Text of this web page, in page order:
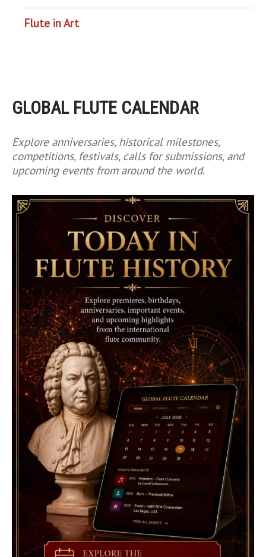
Flute in Art
GLOBAL FLUTE CALENDAR
Explore anniversaries, historical milestones,
competitions, festivals, calls for submissions, and
upcoming events from around the world.